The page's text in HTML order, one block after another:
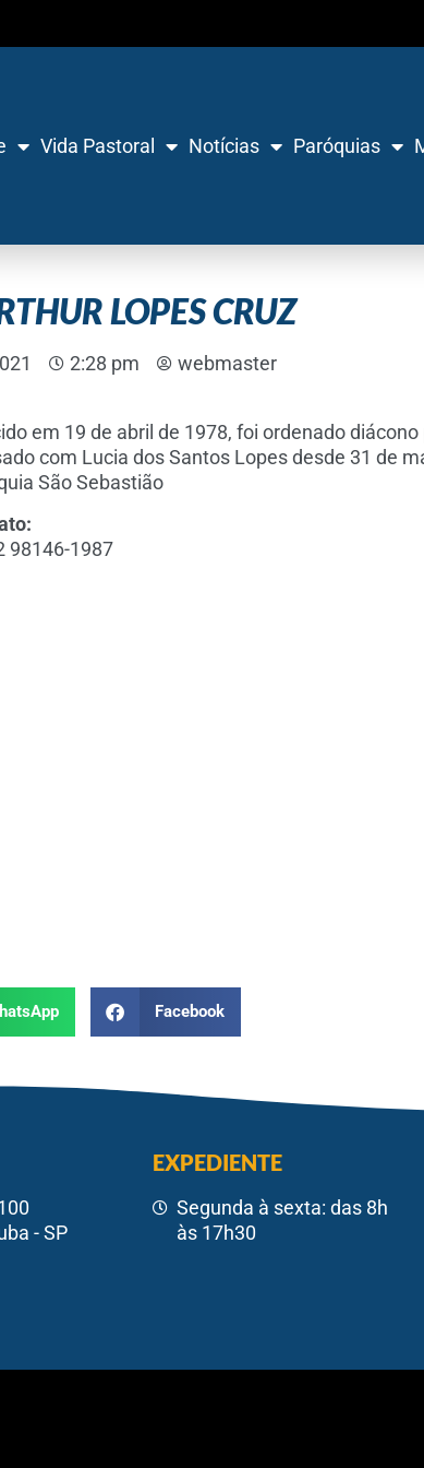
Vida Pastoral Notícias Paróquias
LOPES CRUZ
2:28 pm webmaster
em 19 de abril de 1978, foi ordenado
com Lucia dos Santos Lopes desde 31 de
São Sebastião
98146-1987
Facebook
- SP
EXPEDIENTE
Segunda à sexta: das 8h
às 17h30